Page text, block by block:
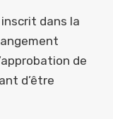
dans la
de
d’être